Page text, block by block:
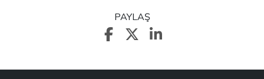
PAYLAŞ